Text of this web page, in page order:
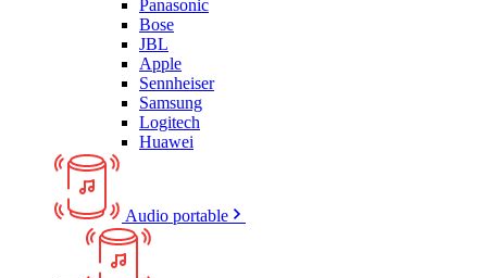
Panasonic
Bose
JBL
Apple
Sennheiser
Samsung
Logitech
Huawei
Audio portable